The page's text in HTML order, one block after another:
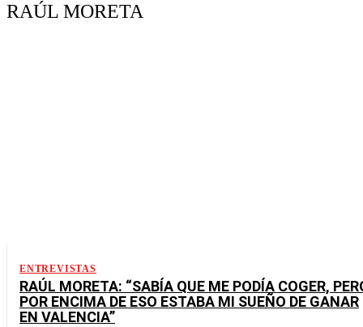
RAÚL MORETA
ENTREVISTAS
RAÚL MORETA: “SABÍA QUE ME PODÍA COGER,
POR ENCIMA DE ESO ESTABA MI SUEÑO DE GANAR
EN VALENCIA”